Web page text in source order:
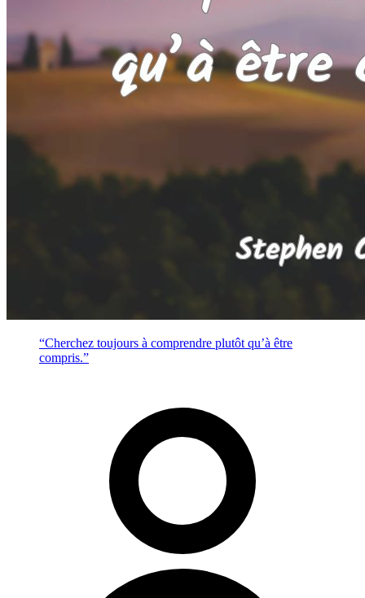
“Cherchez toujours à comprendre plutôt qu’à être
compris.”